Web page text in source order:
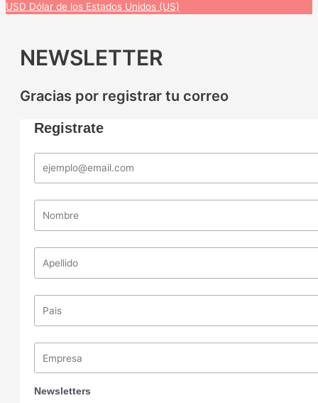
USD Dólar de los Estados Unidos (US)
NEWSLETTER
Gracias por registrar tu correo
Registrate
Newsletters